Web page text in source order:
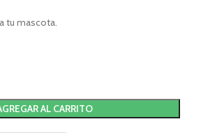
tu mascota.
AL CARRITO